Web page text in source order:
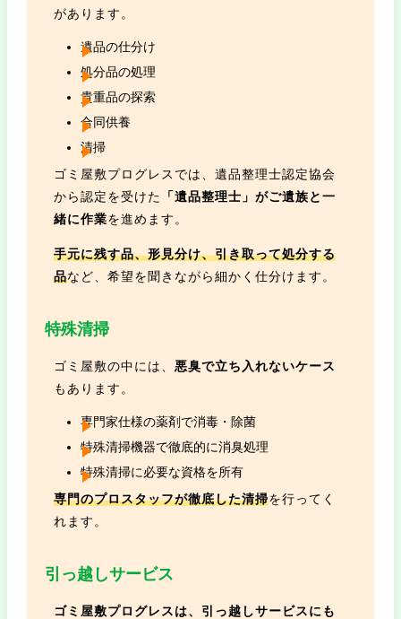
があります。
遺品の仕分け
処分品の処理
貴重品の探索
合同供養
清掃
ゴミ屋敷プログレスでは、遺品整理士認定協会
から認定を受けた
「遺品整理士」がご遺族と一
緒に作業を進めます。
手元に残す品、形見分け、引き取って処分する
品など、希望を聞きながら細かく仕分けます。
特殊清掃
ゴミ屋敷の中には、 悪臭で立ち入れないケース
もあります。
専門家仕様の薬剤で消毒・除菌
特殊清掃機器で徹底的に消臭処理
特殊清掃に必要な資格を所有
専門のプロスタッフが徹底した清掃を行ってく
れます。
引っ越しサービス
ゴミ屋敷プログレスは、引っ越しサービスにも